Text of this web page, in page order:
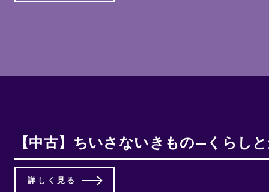
【中古】ちいさないきもの—くらし
詳しく見る